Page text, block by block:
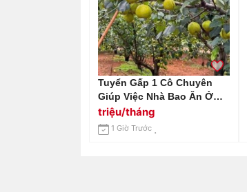
Tuyển Gấp 1 Cô Chuyên
Giúp Việc Nhà Bao Ăn Ở
Lại Ạ
triệu/tháng
1 Giờ Trước